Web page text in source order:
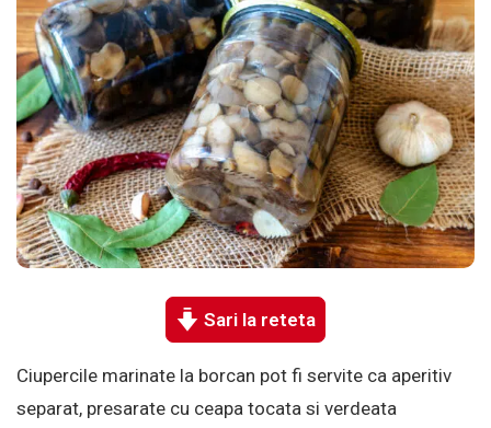
Sari la reteta
Ciupercile marinate la borcan pot fi servite ca aperitiv
separat, presarate cu ceapa tocata si verdeata